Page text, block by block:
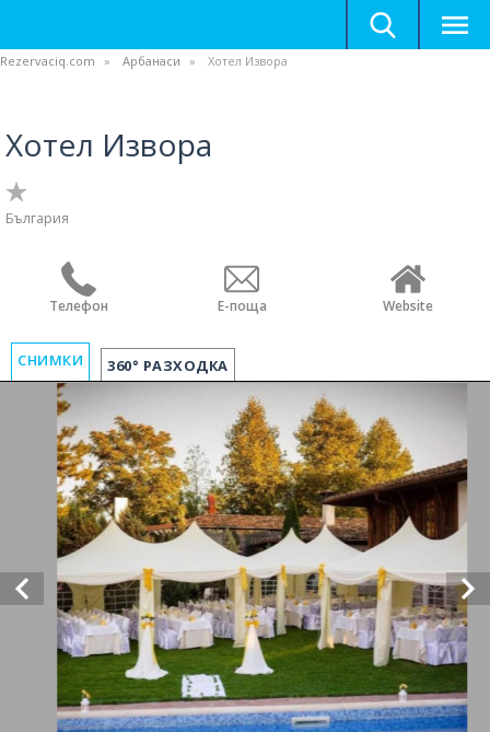
Rezervaciq.com Арбанаси Хотел Извора
Хотел Извора
България
Телефон Е-поща Website
СНИМКИ 360° РАЗХОДКА